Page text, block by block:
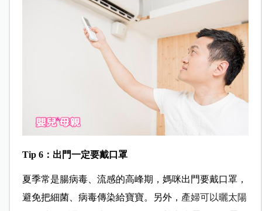
Tip 6：出門一定要戴口罩
夏季常是腸病毒、流感的高峰期，媽咪出門要戴口罩，
避免把細菌、病毒傳染給寶寶。另外， 產婦可以曬太陽